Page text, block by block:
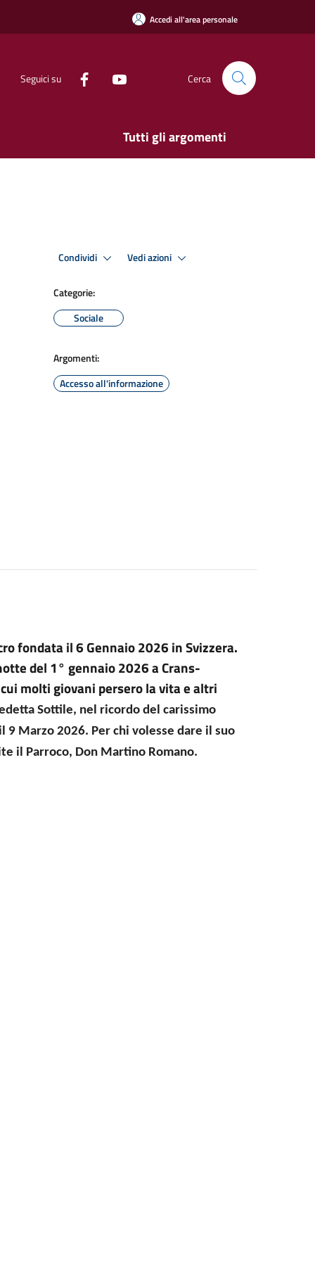
Accedi all'area personale
Seguici su Cerca
Tutti gli argomenti
Condividi Vedi azioni
Categorie:
Sociale
Argomenti:
Accesso all'informazione
fondata il 6 Gennaio 2026 in Svizzera.
del 1° gennaio 2026 a Crans-
molti giovani persero la vita e altri
Sottile, nel ricordo del carissimo
Marzo 2026. Per chi volesse dare il suo
il Parroco, Don Martino Romano.